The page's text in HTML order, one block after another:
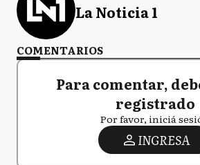
La Noticia 1
COMENTARIOS
Para comentar,
registrado
Por favor, iniciá
INGRESA